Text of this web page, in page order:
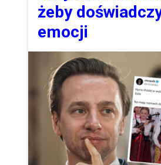
żeby
emocji